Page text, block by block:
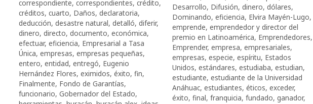
correspondiente, correspondientes, crédito,
créditos, cuarto, Daños, declaratoria,
deducción, desastre natural, detalló, diferir,
dinero, directo, documento, económica,
efectuar, eficiencia, Empresarial a Tasa
Única, empresas, empresas pequeñas,
entero, entidad, entregó, Eugenio
Hernández Flores, eximidos, éxito, fin,
Finalmente, Fondo de Garantías,
funcionario, Gobernador del Estado,
Desarrollo, Difusión, dinero, dólares,
Dominando, eficiencia, Elvira Mayén-Lugo,
emprende, emprendedor y director del
premio en Latinoamérica, Emprendedores,
Emprender, empresa, empresariales,
empresas, especie, espíritu, Estados
Unidos, estándares, estudiaba, estudian,
estudiante, estudiante de la Universidad
Anáhuac, estudiantes, éticos, exceder,
éxito, final, franquicia, fundado, ganador,